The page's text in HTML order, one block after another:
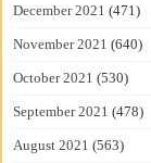
December 2021 (471)
November 2021 (640)
October 2021 (530)
September 2021 (478)
August 2021 (563)